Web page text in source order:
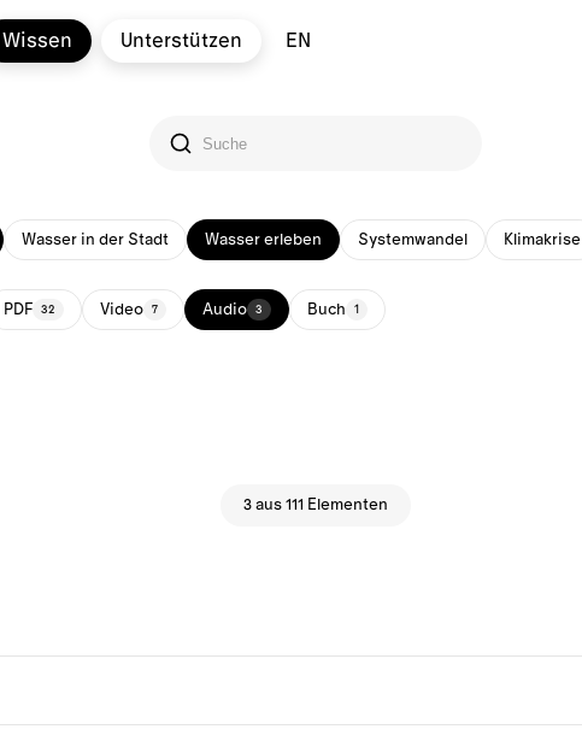
Wissen Unterstützen EN
Wasser in der Stadt Wasser erleben Systemwandel Klimakrise
PDF 32 Video 7 Audio 3 Buch 1
3 aus 111 Elementen